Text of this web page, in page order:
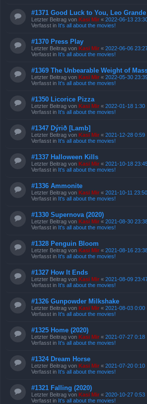
#1371 Good Luck to You, Leo Grande
Letzter Beitrag von Kasi Mir « 2022-06-13
Verfasst in It's all about the movies!
#1370 Press Play
Letzter Beitrag von Kasi Mir « 2022-06-06
Verfasst in It's all about the movies!
#1369 The Unbearable Weight of
Letzter Beitrag von Kasi Mir « 2022-05-30
Verfasst in It's all about the movies!
#1350 Licorice Pizza
Letzter Beitrag von Kasi Mir « 2022-01-18 1:30
Verfasst in It's all about the movies!
#1347 Dýrið [Lamb]
Letzter Beitrag von Kasi Mir « 2021-12-28 0:59
Verfasst in It's all about the movies!
#1337 Halloween Kills
Letzter Beitrag von Kasi Mir « 2021-10-18
Verfasst in It's all about the movies!
#1336 Ammonite
Letzter Beitrag von Kasi Mir « 2021-10-11 23:50
Verfasst in It's all about the movies!
#1330 Supernova (2020)
Letzter Beitrag von Kasi Mir « 2021-08-30
Verfasst in It's all about the movies!
#1328 Penguin Bloom
Letzter Beitrag von Kasi Mir « 2021-08-16
Verfasst in It's all about the movies!
#1327 How It Ends
Letzter Beitrag von Kasi Mir « 2021-08-09
Verfasst in It's all about the movies!
#1326 Gunpowder Milkshake
Letzter Beitrag von Kasi Mir « 2021-08-03 0:00
Verfasst in It's all about the movies!
#1325 Home (2020)
Letzter Beitrag von Kasi Mir « 2021-07-27 0:18
Verfasst in It's all about the movies!
#1324 Dream Horse
Letzter Beitrag von Kasi Mir « 2021-07-20 0:10
Verfasst in It's all about the movies!
#1321 Falling (2020)
Letzter Beitrag von Kasi Mir « 2020-10-27 0:53
Verfasst in It's all about the movies!